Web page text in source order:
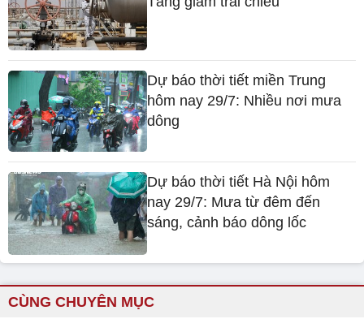
Dự báo thời tiết miền Trung
hôm nay 29/7: Nhiều nơi mưa
dông
Dự báo thời tiết Hà Nội hôm
nay 29/7: Mưa từ đêm đến
sáng, cảnh báo dông lốc
CÙNG CHUYÊN MỤC